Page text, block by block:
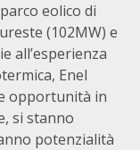
eolico di
(102MW) e
all’esperienza
Enel
opportunità in
si stanno
potenzialità